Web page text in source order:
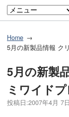
Home
5月の新製品情報 ク
5月の新製
ミワイド
投稿日:2007年4月 7